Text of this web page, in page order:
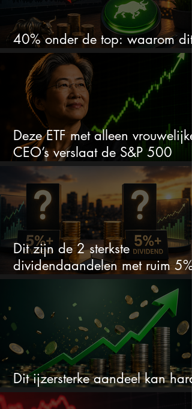
40% onder de top: waarom dit
aandeel weer interessant wordt
Deze ETF met alleen vrouwelijke
CEO’s verslaat de S&P 500
keihard
Dit zijn de 2 sterkste
dividendaandelen met ruim 5%
Dit ijzersterke aandeel kan hard
stijgen maar bijna niemand kijkt